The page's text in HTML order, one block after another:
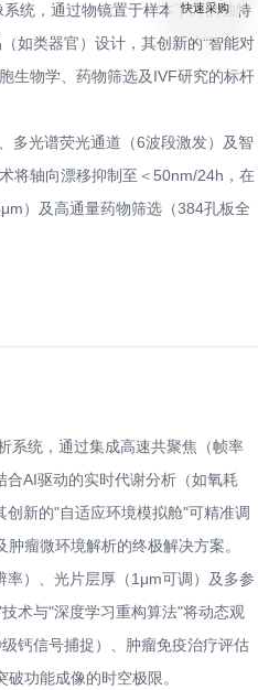
快速采购
统，通过物镜置于样本下方的独特
如类器官）设计，其创新的"智能对
生物学、药物筛选及IVF研究的标杆
多光谱荧光通道（6波段激发）及智
将轴向漂移抑制至＜50nm/24h，在
）及高通量药物筛选（384孔板全
系统，通过集成高速共聚焦（帧率
AI驱动的实时代谢分析（如氧耗
新的"自适应环境模拟舱"可精准调
瘤微环境解析的终极解决方案。
）、光片层厚（1μm可调）及多参
术与"深度学习重构算法"将动态观
钙信号捕捉）、肿瘤免疫治疗评估
功能成像的时空极限。